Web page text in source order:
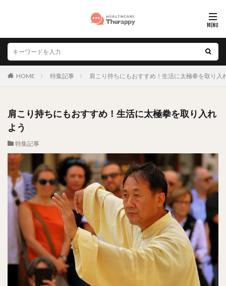
HOME 特集記事 肩こり持ちにもおすすめ！生活に太極拳を取り入
肩こり持ちにもおすすめ！生活に太極拳を取り入れ
よう
特集記事